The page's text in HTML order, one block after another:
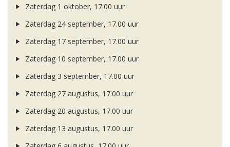
Zaterdag 1 oktober, 17.00 uur
Zaterdag 24 september, 17.00 uur
Zaterdag 17 september, 17.00 uur
Zaterdag 10 september, 17.00 uur
Zaterdag 3 september, 17.00 uur
Zaterdag 27 augustus, 17.00 uur
Zaterdag 20 augustus, 17.00 uur
Zaterdag 13 augustus, 17.00 uur